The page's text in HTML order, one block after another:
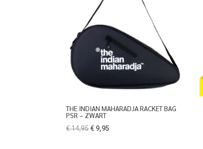
THE INDIAN MAHARADJA RACKET BAG
PSR – ZWART
€14,95Oorspronkelijke
€ 9,95